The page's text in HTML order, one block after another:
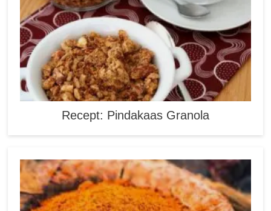
Recept: Pindakaas Granola